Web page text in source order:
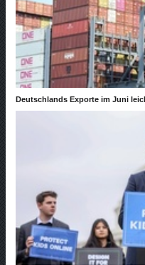
Deutschlands Exporte im Juni